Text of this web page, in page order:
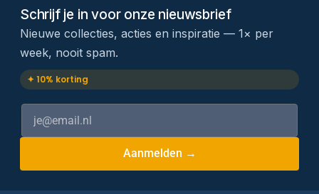
Schrijf je in voor onze nieuwsbrief
Nieuwe collecties, acties en inspiratie — 1× per
week, nooit spam.
✦ 10% korting
Aanmelden →